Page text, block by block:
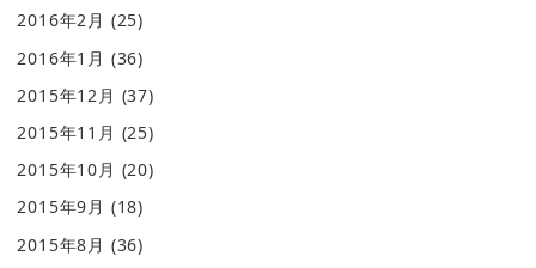
2016年2月 (25)
2016年1月 (36)
2015年12月 (37)
2015年11月 (25)
2015年10月 (20)
2015年9月 (18)
2015年8月 (36)